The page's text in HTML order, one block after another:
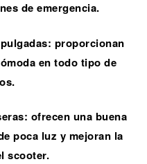
de emergencia.
proporcionan
en todo tipo de
ofrecen una buena
poca luz y mejoran la
scooter.